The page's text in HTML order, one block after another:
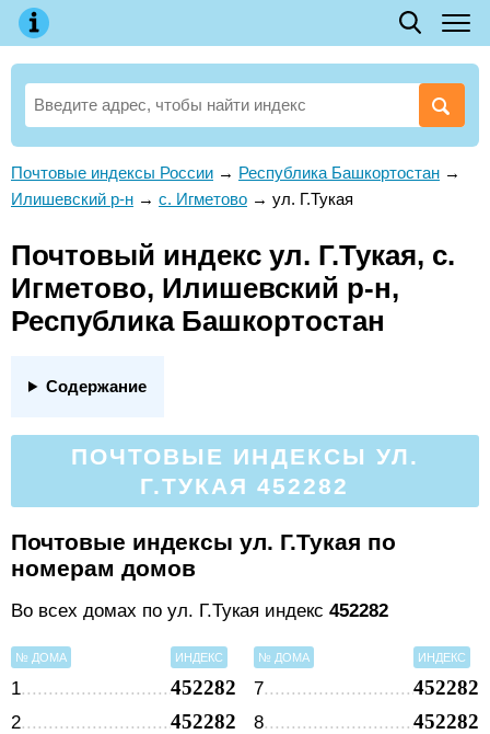
Почтовые индексы России → Республика Башкортостан →
Илишевский р-н → с. Игметово → ул. Г.Тукая
Почтовый индекс ул. Г.Тукая, с.
Игметово, Илишевский р-н,
Республика Башкортостан
Содержание
ПОЧТОВЫЕ ИНДЕКСЫ УЛ.
Г.ТУКАЯ 452282
Почтовые индексы ул. Г.Тукая по
номерам домов
Во всех домах по ул. Г.Тукая индекс 452282
№ ДОМА ИНДЕКС
1 452282
2 452282
№ ДОМА ИНДЕКС
7 452282
8 452282